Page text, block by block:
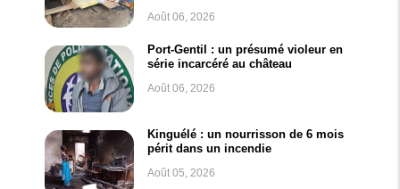
Août 06, 2026
Port-Gentil : un présumé violeur en
série incarcéré au château
Août 06, 2026
Kinguélé : un nourrisson de 6 mois
périt dans un incendie
Août 05, 2026